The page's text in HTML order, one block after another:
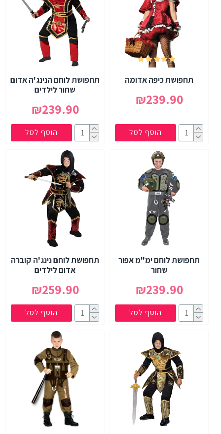
תחפושת כיפה אדומה
₪239.90
הוסף לסל
תחפושת לוחם הנינג'ה אדום
שחור לילדים
₪239.90
הוסף לסל
תחפושת לוחם ימ"מ אפור
שחור
₪239.90
הוסף לסל
תחפושת לוחם נינג'ה קוברה
אדום לילדים
₪259.90
הוסף לסל